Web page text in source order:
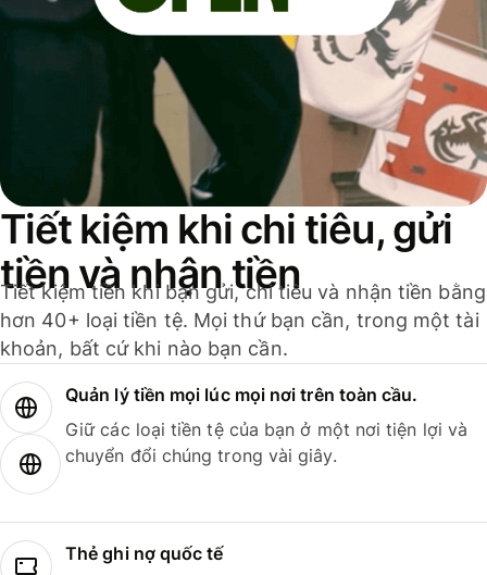
Tiết kiệm khi chi tiêu, gửi
tiền và nhận tiền
Tiết kiệm tiền khi bạn gửi, chi tiêu và nhận tiền bằng
hơn 40+ loại tiền tệ. Mọi thứ bạn cần, trong một tài
khoản, bất cứ khi nào bạn cần.
Quản lý tiền mọi lúc mọi nơi trên toàn cầu.
Giữ các loại tiền tệ của bạn ở một nơi tiện lợi và
chuyển đổi chúng trong vài giây.
Thẻ ghi nợ quốc tế